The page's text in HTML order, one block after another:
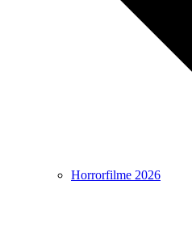
Horrorfilme 2026